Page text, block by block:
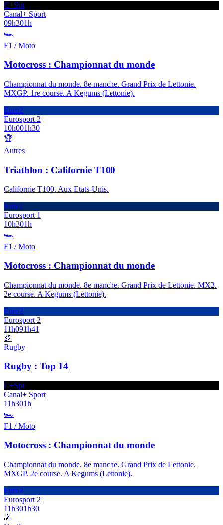
C+Spt
Canal+ Sport
09h301h
🏎️
F1 / Moto
Motocross : Championnat du monde
Championnat du monde. 8e manche. Grand Prix de Lettonie.
MXGP. 1re course. A Kegums (Lettonie).
Euro2
Eurosport 2
10h001h30
🏆
Autres
Triathlon : Californie T100
Californie T100. Aux Etats-Unis.
Euro1
Eurosport 1
10h301h
🏎️
F1 / Moto
Motocross : Championnat du monde
Championnat du monde. 8e manche. Grand Prix de Lettonie. MX2.
2e course. A Kegums (Lettonie).
Euro2
Eurosport 2
11h091h41
🏉
Rugby
Rugby : Top 14
C+Spt
Canal+ Sport
11h301h
🏎️
F1 / Moto
Motocross : Championnat du monde
Championnat du monde. 8e manche. Grand Prix de Lettonie.
MXGP. 2e course. A Kegums (Lettonie).
Euro2
Eurosport 2
11h301h30
🚴